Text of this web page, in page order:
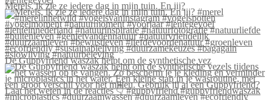
Merels, ik zie ze iedere dag in mijn tuin. En jij?
De Guppyfriend waszak helpt om de synthetische vez